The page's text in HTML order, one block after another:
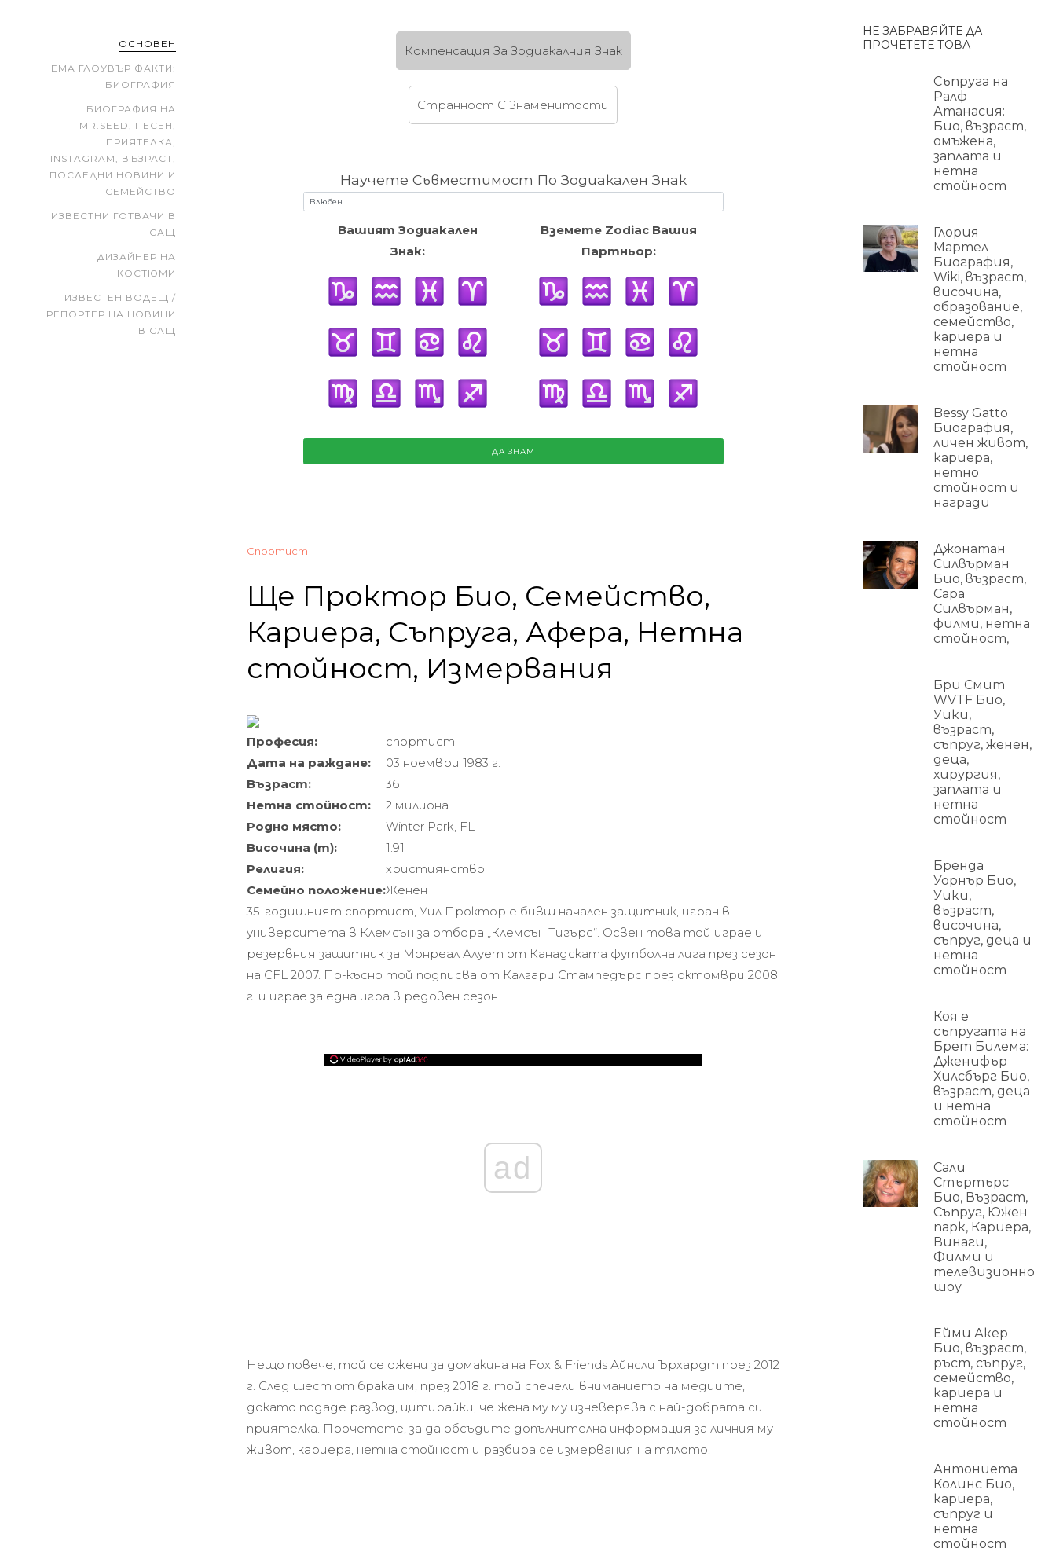
ОСНОВЕН
ЕМА ГЛОУВЪР ФАКТИ:
БИОГРАФИЯ
БИОГРАФИЯ НА
MR.SEED, ПЕСЕН,
ПРИЯТЕЛКА,
INSTAGRAM, ВЪЗРАСТ,
ПОСЛЕДНИ НОВИНИ И
СЕМЕЙСТВО
ИЗВЕСТНИ ГОТВАЧИ В
САЩ
ДИЗАЙНЕР НА
КОСТЮМИ
ИЗВЕСТЕН ВОДЕЩ /
РЕПОРТЕР НА НОВИНИ
В САЩ
Компенсация За Зодиакалния Знак
Странност C Знаменитости
Научете Съвместимост По Зодиакален Знак
Вашият Зодиакален
Знак:
Вземете Zodiac Вашия
Партньор:
ДА ЗНАМ
Спортист
Ще Проктор Био, Семейство,
Кариера, Съпруга, Афера, Нетна
стойност, Измервания
Професия:
спортист
Дата на раждане:
03 ноември 1983 г.
Възраст:
36
Нетна стойност:
2 милиона
Родно място:
Winter Park, FL
Височина (m):
1.91
Религия:
християнство
Семейно положение:Женен
35-годишният спортист, Уил Проктор е бивш начален защитник, игран в
университета в Клемсън за отбора „Клемсън Тигърс“. Освен това той играе и
резервния защитник за Монреал Алует от Канадската футболна лига през сезон
на CFL 2007. По-късно той подписва от Калгари Стампедърс през октомври 2008
г. и играе за една игра в редовен сезон.
ad
Нещо повече, той се ожени за домакина на Fox & Friends Айнсли Ърхардт през 2012
г. След шест от брака им, през 2018 г. той спечели вниманието на медиите,
докато подаде развод, цитирайки, че жена му му изневерява с най-добрата си
приятелка. Прочетете, за да обсъдите допълнителна информация за личния му
живот, кариера, нетна стойност и разбира се измервания на тялото.
НЕ ЗАБРАВЯЙТЕ ДА
ПРОЧЕТЕТЕ ТОВА
Съпруга на
Ралф
Атанасия:
Био, възраст,
омъжена,
заплата и
нетна
стойност
Глория
Мартел
Биография,
Wiki, възраст,
височина,
образование,
семейство,
кариера и
нетна
стойност
Bessy Gatto
Биография,
личен живот,
кариера,
нетно
стойност и
награди
Джонатан
Силвърман
Био, възраст,
Сара
Силвърман,
филми, нетна
стойност,
Бри Смит
WVTF Био,
Уики,
възраст,
съпруг, женен,
деца,
хирургия,
заплата и
нетна
стойност
Бренда
Уорнър Био,
Уики,
възраст,
височина,
съпруг, деца и
нетна
стойност
Коя е
съпругата на
Брет Билема:
Дженифър
Хилсбърг Био,
възраст, деца
и нетна
стойност
Сали
Стъртърс
Био, Възраст,
Съпруг, Южен
парк, Кариера,
Винаги,
Филми и
телевизионно
шоу
Ейми Акер
Био, възраст,
ръст, съпруг,
семейство,
кариера и
нетна
стойност
Антониета
Колинс Био,
кариера,
съпруг и
нетна
стойност